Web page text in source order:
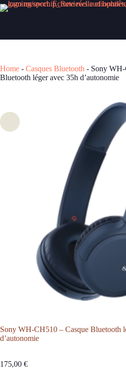
Passer
au
Acheter
Home - Casques Bluetooth - Sony
Bluetooth léger avec 35h d’autonomie
Sony WH-CH510 – Casque Bluetooth
d’autonomie
175,00 €